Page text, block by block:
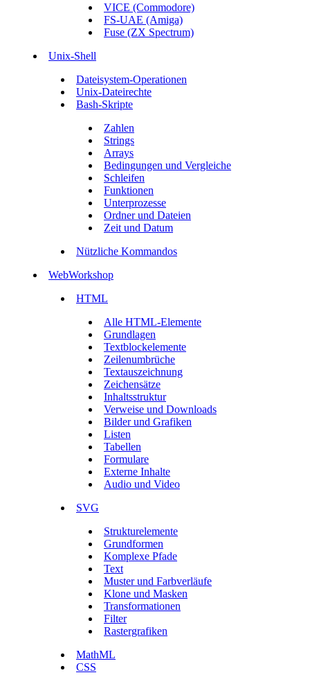
VICE (Commodore)
FS-UAE (Amiga)
Fuse (ZX Spectrum)
Unix-Shell
Dateisystem-Operationen
Unix-Dateirechte
Bash-Skripte
Zahlen
Strings
Arrays
Bedingungen und Vergleiche
Schleifen
Funktionen
Unterprozesse
Ordner und Dateien
Zeit und Datum
Nützliche Kommandos
WebWorkshop
HTML
Alle HTML-Elemente
Grundlagen
Textblockelemente
Zeilenumbrüche
Textauszeichnung
Zeichensätze
Inhaltsstruktur
Verweise und Downloads
Bilder und Grafiken
Listen
Tabellen
Formulare
Externe Inhalte
Audio und Video
SVG
Strukturelemente
Grundformen
Komplexe Pfade
Text
Muster und Farbverläufe
Klone und Masken
Transformationen
Filter
Rastergrafiken
MathML
CSS